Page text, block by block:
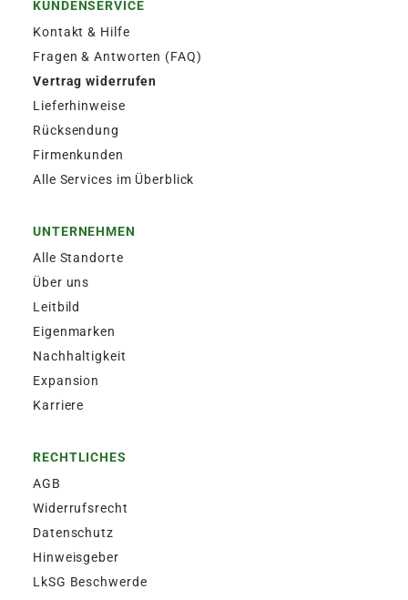
KUNDENSERVICE
Kontakt & Hilfe
Fragen & Antworten (FAQ)
Vertrag widerrufen
Lieferhinweise
Rücksendung
Firmenkunden
Alle Services im Überblick
UNTERNEHMEN
Alle Standorte
Über uns
Leitbild
Eigenmarken
Nachhaltigkeit
Expansion
Karriere
RECHTLICHES
AGB
Widerrufsrecht
Datenschutz
Hinweisgeber
LkSG Beschwerde